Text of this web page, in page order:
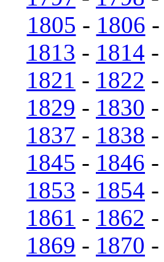
1805 - 1806 -
1813 - 1814 -
1821 - 1822 -
1829 - 1830 -
1837 - 1838 -
1845 - 1846 -
1853 - 1854 -
1861 - 1862 -
1869 - 1870 -